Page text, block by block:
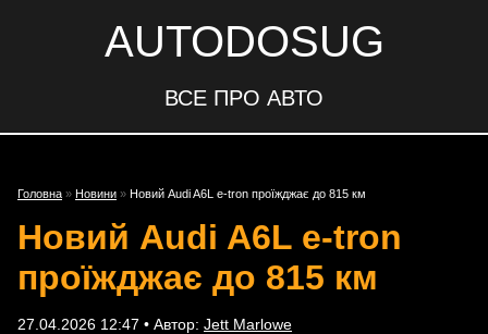
AUTODOSUG
ВСЕ ПРО АВТО
Головна » Новини » Новий Audi A6L e-tron проїжджає до 815 км
Новий Audi A6L e-tron
проїжджає до 815 км
27.04.2026 12:47 • Автор: Jett Marlowe